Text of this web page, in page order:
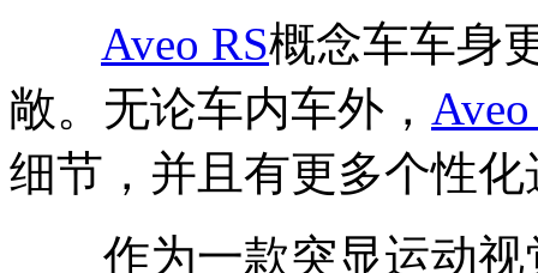
Aveo RS概念车车身
敞。无论车内车外，
细节，并且有更多个性
作为一款突显运动视